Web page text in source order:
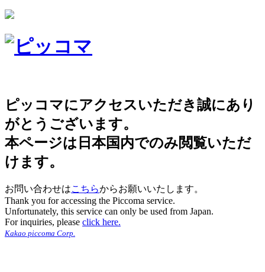
ピッコマにアクセスいただき誠にあり
がとうございます。
本ページは日本国内でのみ閲覧いただ
けます。
お問い合わせはこちらからお願いいたします。
Thank you for accessing the Piccoma service.
Unfortunately, this service can only be used from Japan.
For inquiries, please click here.
Kakao piccoma Corp.